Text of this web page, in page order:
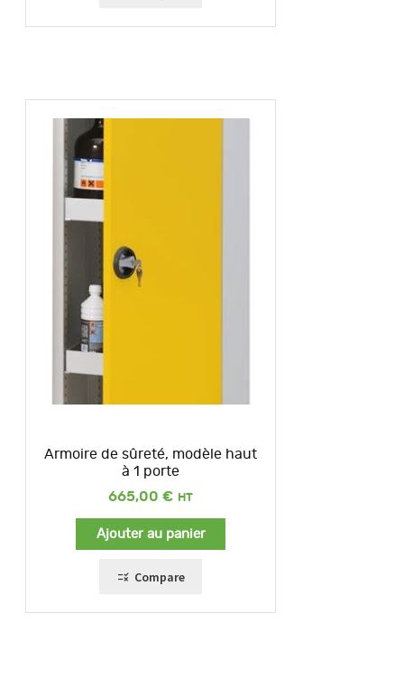
Armoire de sûreté, modèle haut
à 1 porte
665,00 €
Ajouter au panier
Compare